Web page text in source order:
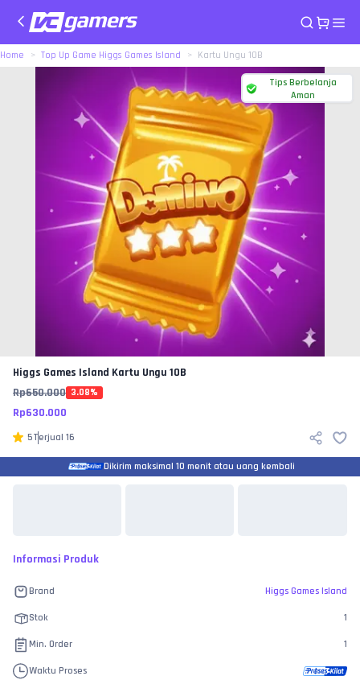
Home Top Up Game Higgs Games Island Kartu Ungu 10B
Tips Berbelanja
Aman
Higgs Games Island Kartu Ungu 10B
Rp650.000 3.08%
Rp630.000
5Terjual 16
Dikirim maksimal 10 menit atau uang kembali
Informasi Produk
Brand Higgs Games Island
Stok 1
Min. Order 1
Waktu Proses